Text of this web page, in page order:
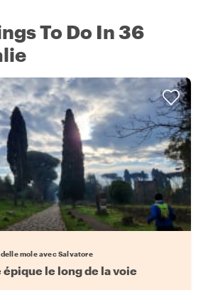
To Do In 36
mole avec Salvatore
épique le long de la voie